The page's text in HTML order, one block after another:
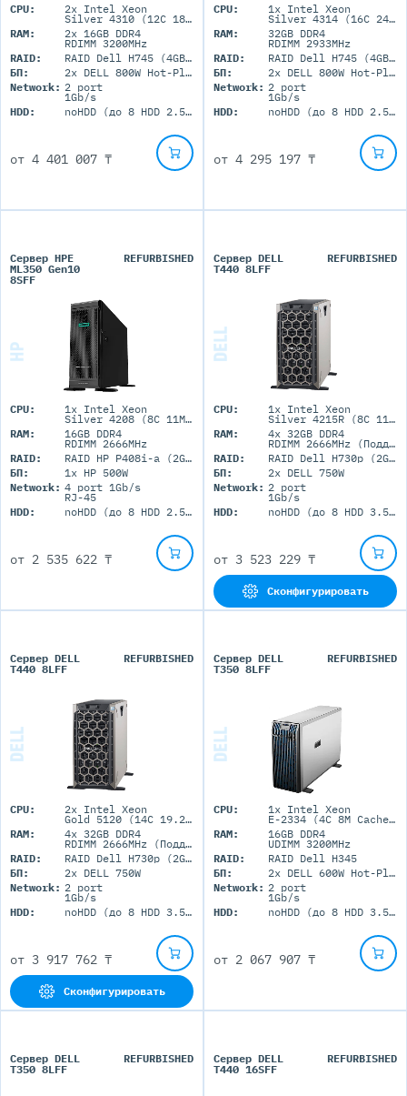
CPU: 2x Intel Xeon
Silver 4310 (12C 18M Cache 2.1 GHz)
RAM:
2x 16GB DDR4
RDIMM 3200MHz
RAID:
RAID Dell H745 (4GB+BBU)
БП:
2x DELL 800W Hot-Plug
Network: 2 port
1Gb/s
HDD:
noHDD (до 8 HDD 2.5'' SFF)
от4 401 007 ₸
CPU: 1x Intel Xeon
Silver 4314 (16C 24M Cache 2.4GHz)
RAM:
32GB DDR4
RDIMM 2933MHz
RAID:
RAID Dell H745 (4GB+BBU)
БП:
2x DELL 800W Hot-Plug
Network: 2 port
1Gb/s
HDD:
noHDD (до 8 HDD 2.5'' SFF)
от4 295 197 ₸
Сервер HPE
ML350 Gen10
8SFF
REFURBISHED
CPU: 1x Intel Xeon
Silver 4208 (8C 11M Cache 2.10 GHz)
RAM:
16GB DDR4
RDIMM 2666MHz
RAID:
RAID HP P408i-a (2GB+FBWC)
БП:
1x HP 500W
Network: 4 port 1Gb/s
RJ-45
HDD:
noHDD (до 8 HDD 2.5'' SFF)
от 2 535 622 ₸
Сервер DELL
T440 8LFF
REFURBISHED
CPU: 1x Intel Xeon
Silver 4215R (8C 11M Cache 3.20 GHz)
RAM:
4x 32GB DDR4
RDIMM 2666MHz (Поддержка до 1Tb максимально, 16 RDIMM портов)
RAID:
RAID Dell H730p (2GB+BBU)
БП:
2x DELL 750W
Network: 2 port
1Gb/s
HDD:
noHDD (до 8 HDD 3.5'' LFF)
от 3 523 229 ₸
Сконфигурировать
Сервер DELL
T440 8LFF
REFURBISHED
CPU: 2x Intel Xeon
Gold 5120 (14C 19.25M Cache 2.20 GHz)
RAM:
4x 32GB DDR4
RDIMM 2666MHz (Поддержка до 1Tb максимально, 16 RDIMM портов)
RAID:
RAID Dell H730p (2GB+BBU)
БП:
2x DELL 750W
Network: 2 port
1Gb/s
HDD:
noHDD (до 8 HDD 3.5'' LFF)
от 3 917 762 ₸
Сконфигурировать
Сервер DELL
T350 8LFF
REFURBISHED
CPU: 1x Intel Xeon
E-2334 (4C 8M Cache 3.40 GHz)
RAM:
16GB DDR4
UDIMM 3200MHz
RAID:
RAID Dell H345
БП:
2x DELL 600W Hot-Plug
Network: 2 port
1Gb/s
HDD:
noHDD (до 8 HDD 3.5'' LFF)
от 2 067 907 ₸
Сервер DELL
T350 8LFF
REFURBISHED
Сервер DELL
T440 16SFF
REFURBISHED